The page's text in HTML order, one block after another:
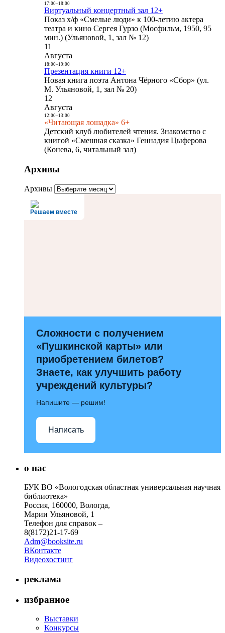
17:00- 18:00
Виртуальный концертный зал 12+
Показ х/ф «Смелые люди» к 100-летию актера
театра и кино Сергея Гурзо (Мосфильм, 1950, 95
мин.) (Ульяновой, 1, зал № 12)
11
Августа
18:00- 19:00
Презентация книги 12+
Новая книга поэта Антона Чёрного «Сбор» (ул.
М. Ульяновой, 1, зал № 20)
12
Августа
12:00- 13:00
«Читающая лошадка» 6+
Детский клуб любителей чтения. Знакомство с
книгой «Смешная сказка» Геннадия Цыферова
(Конева, 6, читальный зал)
Архивы
Архивы
Решаем вместе
Сложности с получением
«Пушкинской карты» или
приобретением билетов?
Знаете, как улучшить работу
учреждений культуры?
Напишите — решим!
Написать
о нас
БУК ВО «Вологодская областная универсальная научная
библиотека»
Россия, 160000, Вологда,
Марии Ульяновой, 1
Телефон для справок –
8(8172)21-17-69
Adm@booksite.ru
ВКонтакте
Видеохостинг
реклама
избранное
Выставки
Конкурсы